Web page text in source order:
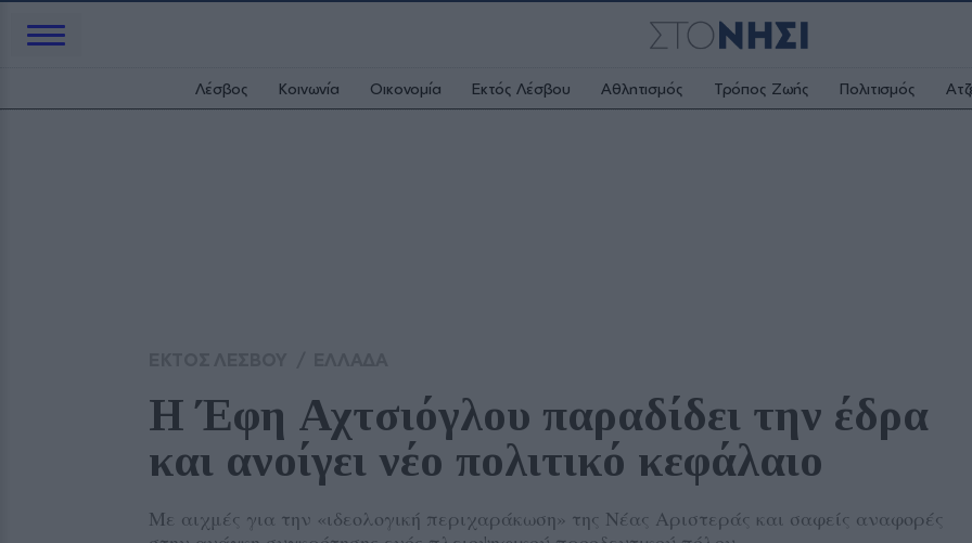
Λέσβος Κοινωνία Οικονομία Εκτός Λέσβου Αθλητισμός Τρόπος Ζωής Πολιτισμός
Η Έφη Αχτσιόγλου παραδίδει την έδρα
και ανοίγει νέο πολιτικό κεφάλαιο
Με αιχμές για την «ιδεολογική περιχαράκωση» της Νέας Αριστεράς και σαφείς αναφορές